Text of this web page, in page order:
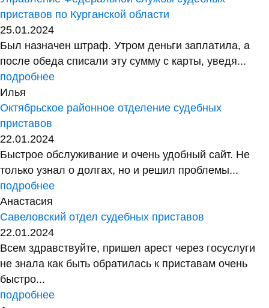
приставов по Курганской области
25.01.2024
Был назначен штраф. Утром деньги заплатила, а
после обеда списали эту сумму с карты, уведя...
подробнее
Илья
Октябрьское районное отделение судебных
приставов
22.01.2024
Быстрое обслуживание и очень удобный сайт. Не
только узнал о долгах, но и решил проблемы...
подробнее
Анастасия
Савеловский отдел судебных приставов
22.01.2024
Всем здравствуйте, пришел арест через госуслуги
не знала как быть обратилась к приставам очень
быстро...
подробнее